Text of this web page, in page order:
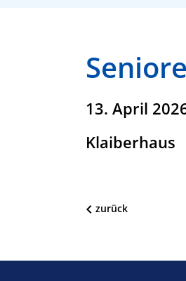
13. April
Klaiberhaus
zurück